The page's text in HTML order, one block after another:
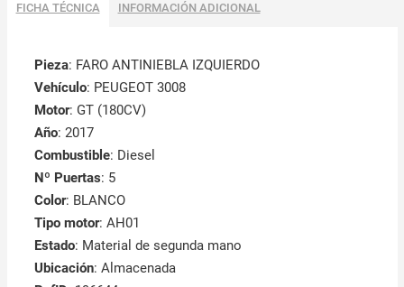
FICHA TÉCNICA INFORMACIÓN ADICIONAL
Pieza: FARO ANTINIEBLA IZQUIERDO
Vehículo: PEUGEOT 3008
Motor: GT (180CV)
Año: 2017
Combustible: Diesel
Nº Puertas: 5
Color: BLANCO
Tipo motor: AH01
Estado: Material de segunda mano
Ubicación: Almacenada